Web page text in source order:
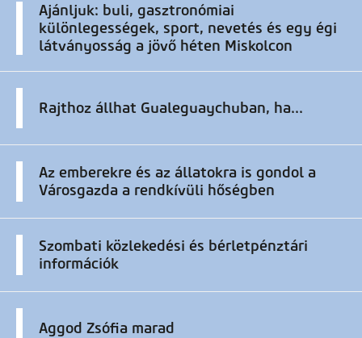
Ajánljuk: buli, gasztronómiai
különlegességek, sport, nevetés és egy égi
látványosság a jövő héten Miskolcon
Rajthoz állhat Gualeguaychuban, ha...
Az emberekre és az állatokra is gondol a
Városgazda a rendkívüli hőségben
Szombati közlekedési és bérletpénztári
információk
Aggod Zsófia marad